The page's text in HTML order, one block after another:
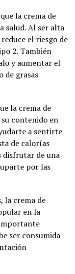
la crema de
salud. Al ser alta
el riesgo de
2. También
y aumentar el
de grasas
la crema de
contenido en
a sentirte
de calorías
disfrutar de una
por las
la crema de
en la
ser consumida